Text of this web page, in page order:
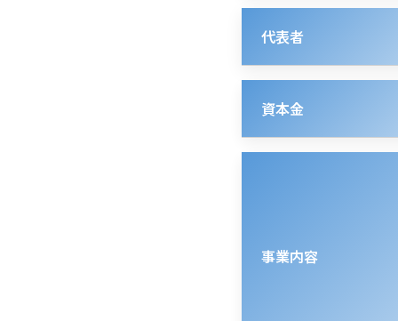
代表者
資本金
事業内容